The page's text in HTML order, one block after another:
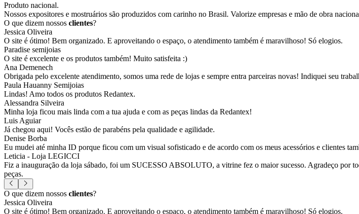
Produto nacional.
Nossos expositores e mostruários são produzidos com carinho no Brasil. Valorize empresas e mão de obra
O que dizem nossos clientes?
Jessica Oliveira
O site é ótimo! Bem organizado. E aproveitando o espaço, o atendimento também é maravilhoso! Só elogios.
Paradise semijoias
O site é excelente e os produtos também! Muito satisfeita :)
Ana Demenech
Obrigada pelo excelente atendimento, somos uma rede de lojas e sempre entra parceiras novas! Indiquei seu
Paula Hauanny Semijoias
Lindas! Amo todos os produtos Redantex.
Alessandra Silveira
Minha loja ficou mais linda com a tua ajuda e com as peças lindas da Redantex!
Luis Aguiar
Já chegou aqui! Vocês estão de parabéns pela qualidade e agilidade.
Denise Borba
Eu mudei até minha ID porque ficou com um visual sofisticado e de acordo com os meus acessórios e clientes
Leticia - Loja LEGICCI
Fiz a inauguração da loja sábado, foi um SUCESSO ABSOLUTO, a vitrine fez o maior sucesso. Agradeço por
peças.
O que dizem nossos clientes?
Jessica Oliveira
O site é ótimo! Bem organizado. E aproveitando o espaço, o atendimento também é maravilhoso! Só elogios.